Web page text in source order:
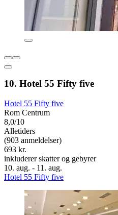
10. Hotel 55 Fifty five
Hotel 55 Fifty five
Rom Centrum
8,0/10
Alletiders
(903 anmeldelser)
693 kr.
inkluderer skatter og gebyrer
10. aug. - 11. aug.
Hotel 55 Fifty five